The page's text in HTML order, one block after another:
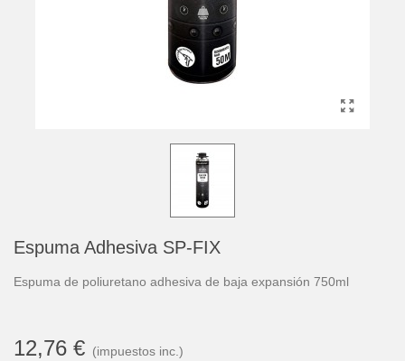
Espuma Adhesiva SP-FIX
Espuma de poliuretano adhesiva de baja expansión 750ml
12,76 € (impuestos inc.)